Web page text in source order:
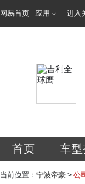
网易首页 应用 进入
首页 车型
当前位置： 宁波帝豪 > 公